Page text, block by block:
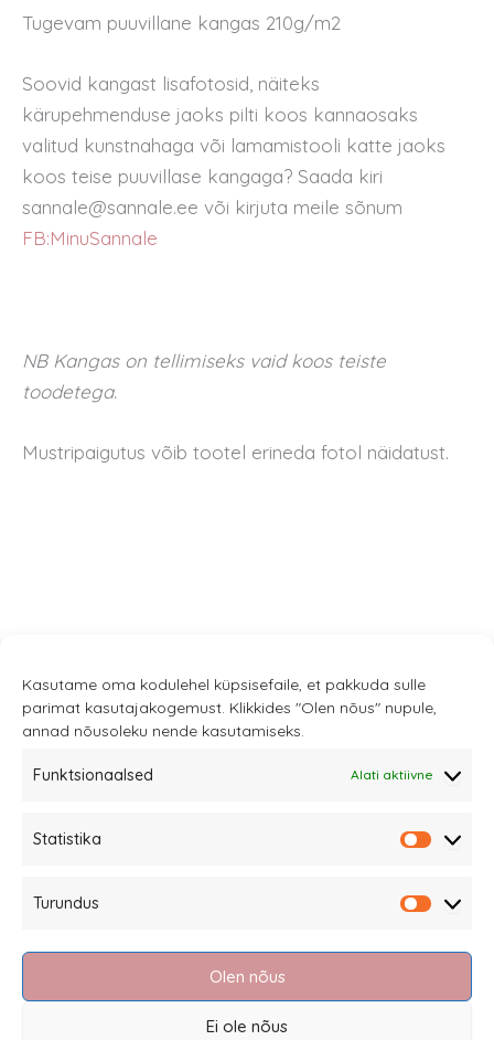
Kasutame oma kodulehel küpsisefaile, et pakkuda sulle
parimat kasutajakogemust. Klikkides "Olen nõus" nupule,
annad nõusoleku nende kasutamiseks.
Funktsionaalsed Alati aktiivne
Statistika
Turundus
Olen nõus
Ei ole nõus
Tugevam puuvillane kangas 210g/m2
Soovid kangast lisafotosid, näiteks
kärupehmenduse jaoks pilti koos kannaosaks
valitud kunstnahaga või lamamistooli katte jaoks
koos teise puuvillase kangaga? Saada kiri
sannale@sannale.ee või kirjuta meile sõnum
FB:MinuSannale
NB Kangas on tellimiseks vaid koos teiste
toodetega.
Mustripaigutus võib tootel erineda fotol näidatust.
Müügitingimused
Kauba tagastamine